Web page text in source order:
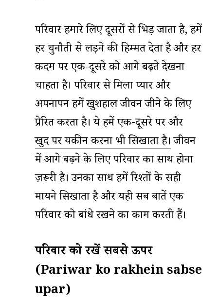
परिवार हमारे लिए दूसरों से भिड़ जाता है, हमें
हर चुनौती से लड़ने की हिम्मत देता है और हर
कदम पर एक-दूसरे को आगे बढ़ते देखना
चाहता है। परिवार से मिला प्यार और
अपनापन हमें खुशहाल जीवन जीने के लिए
प्रेरित करता है। ये हमें एक-दूसरे पर और
खुद पर यकीन करना भी सिखाता है।जीवन
में आगे बढ़ने के लिए परिवार का साथ होना
ज़रूरी है। उनका साथ हमें रिश्तों के सही
मायने सिखाता है और यही सब बातें एक
परिवार को बांधे रखने का काम करती हैं।
परिवार को रखें सबसे ऊपर
(Pariwar ko rakhein sabse
upar)